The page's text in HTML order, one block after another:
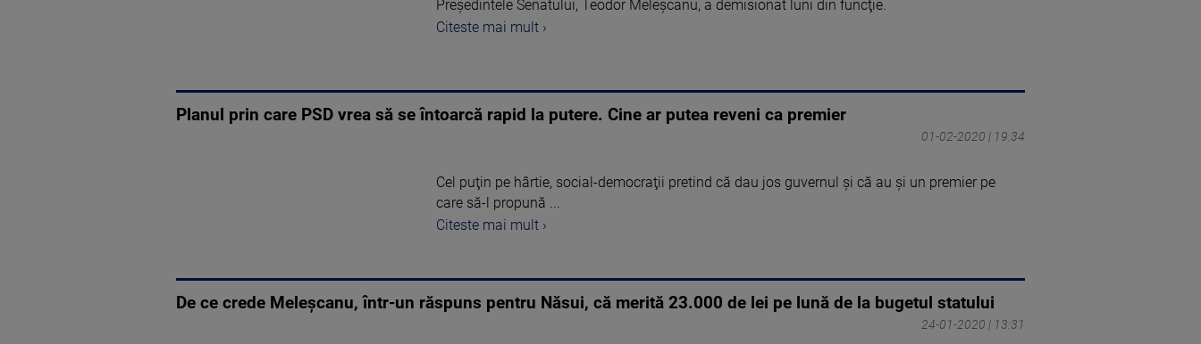
Preşedintele Senatului, Teodor Meleşcanu, a demisionat luni din funcţie.
Citeste mai mult ›
Planul prin care PSD vrea să se întoarcă rapid la putere. Cine ar putea reveni ca premier
01-02-2020 | 19:34
Cel puţin pe hârtie, social-democraţii pretind că dau jos guvernul şi că au şi un premier pe
care să-l propună ...
Citeste mai mult ›
De ce crede Meleșcanu, într-un răspuns pentru Năsui, că merită 23.000 de lei pe lună de la bugetul statului
24-01-2020 | 13:31